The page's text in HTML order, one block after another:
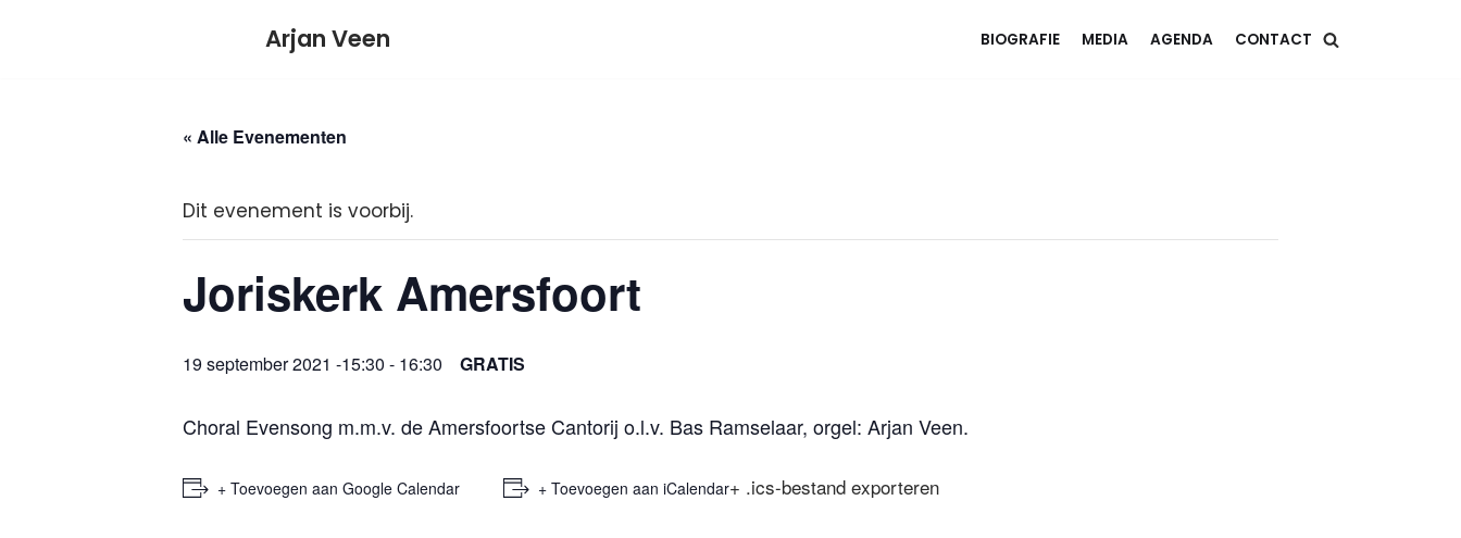
Arjan Veen BIOGRAFIE MEDIA AGENDA CONTACT
« Alle Evenementen
Dit evenement is voorbij.
Joriskerk Amersfoort
19 september 2021 -15:30 - 16:30 GRATIS
Choral Evensong m.m.v. de Amersfoortse Cantorij o.l.v. Bas Ramselaar, orgel: Arjan Veen.
+ Toevoegen aan Google Calendar + Toevoegen aan iCalendar+ .ics-bestand exporteren